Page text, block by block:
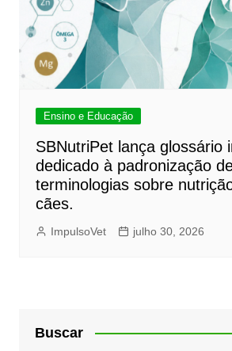
Ensino e Educação
SBNutriPet lança glossário
dedicado à padronização
terminologias sobre
cães.
ImpulsoVet julho 30, 2026
Buscar